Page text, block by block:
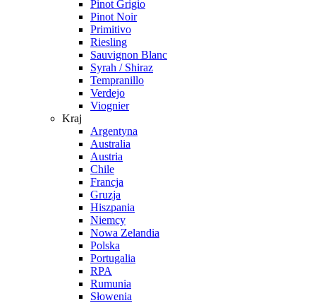
Pinot Grigio
Pinot Noir
Primitivo
Riesling
Sauvignon Blanc
Syrah / Shiraz
Tempranillo
Verdejo
Viognier
Kraj
Argentyna
Australia
Austria
Chile
Francja
Gruzja
Hiszpania
Niemcy
Nowa Zelandia
Polska
Portugalia
RPA
Rumunia
Słowenia